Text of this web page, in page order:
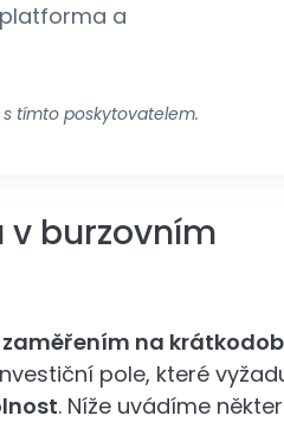
a
tímto poskytovatelem.
burzovním
na
pole, které
. Níže uvádíme